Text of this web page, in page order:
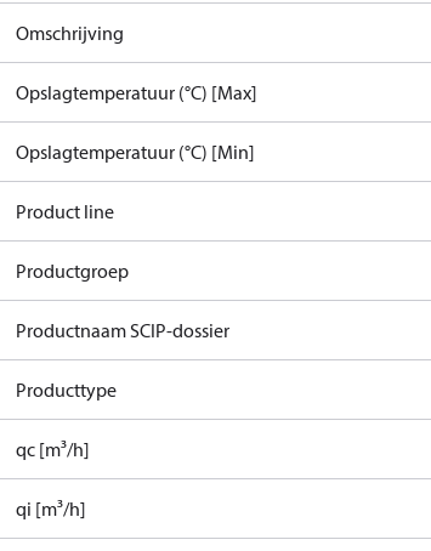
Omschrijving
Opslagtemperatuur (°C) [Max]
Opslagtemperatuur (°C) [Min]
Product line
Productgroep
Productnaam SCIP-dossier
Producttype
qc [m³/h]
qi [m³/h]